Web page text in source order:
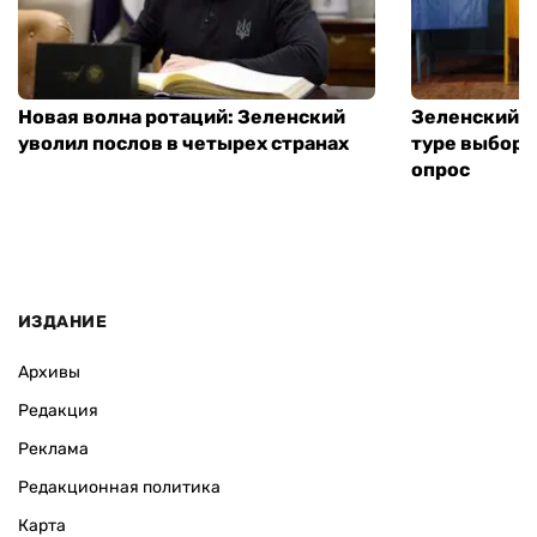
Новая волна ротаций: Зеленский
уволил послов в четырех странах
Зеленский
туре
опрос
ИЗДАНИЕ
Архивы
Редакция
Реклама
Редакционная политика
Карта